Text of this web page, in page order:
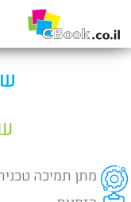
מתן תמיכה